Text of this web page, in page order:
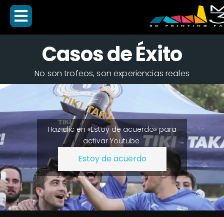
Casos de Éxito
No son trofeos, son experiencias reales
Haz clic en «Estoy de acuerdo» para
activar Youtube
Estoy de acuerdo